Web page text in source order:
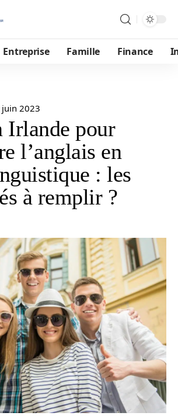
Entreprise Famille Finance
juin 2023
Irlande pour
l’anglais en
: les
à remplir ?